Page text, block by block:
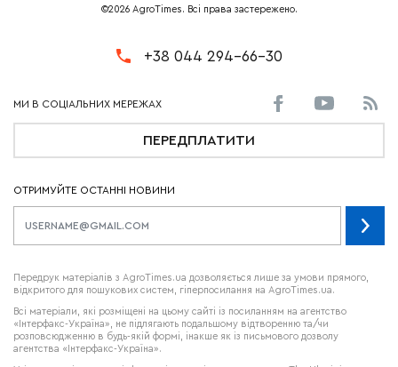
©2026 AgroTimes. Всі права застережено.
+38 044 294-66-30
ПЕРЕДПЛАТИТИ
ОТРИМУЙТЕ ОСТАННІ НОВИНИ
Передрук матеріалів з AgroTimes.ua дозволяється лише за умови прямого,
відкритого для пошукових систем, гіперпосилання на AgroTimes.ua.
Всі матеріали, які розміщені на цьому сайті із посиланням на агентство
«Інтерфакс-Україна», не підлягають подальшому відтворенню та/чи
розповсюдженню в будь-якій формі, інакше як із письмового дозволу
агентства «Інтерфакс-Україна».